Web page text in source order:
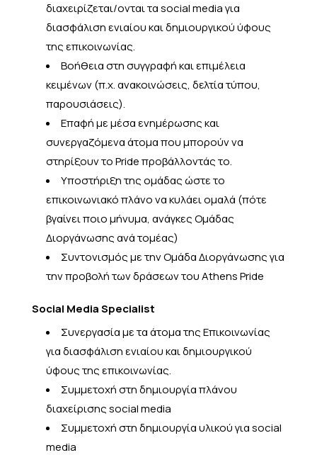
διαχειρίζεται/ονται τα social media για
διασφάλιση ενιαίου και δημιουργικού ύφους
της επικοινωνίας.
Βοήθεια στη συγγραφή και επιμέλεια
κειμένων (π.χ. ανακοινώσεις, δελτία τύπου,
παρουσιάσεις).
Επαφή με μέσα ενημέρωσης και
συνεργαζόμενα άτομα που μπορούν να
στηρίξουν το Pride προβάλλοντάς το.
Υποστήριξη της ομάδας ώστε το
επικοινωνιακό πλάνο να κυλάει ομαλά (πότε
βγαίνει ποιο μήνυμα, ανάγκες Ομάδας
Διοργάνωσης ανά τομέας)
Συντονισμός με την Ομάδα Διοργάνωσης για
την προβολή των δράσεων του Athens Pride
Social Media Specialist
Συνεργασία με τα άτομα της Επικοινωνίας
για διασφάλιση ενιαίου και δημιουργικού
ύφους της επικοινωνίας.
Συμμετοχή στη δημιουργία πλάνου
διαχείρισης social media
Συμμετοχή στη δημιουργία υλικού για social
media